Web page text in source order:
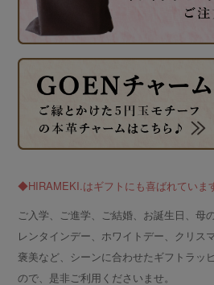
◆HIRAMEKI.はギフトにも喜ばれてい
ご入学、ご進学、ご結婚、お誕生日、母
レンタインデー、ホワイトデー、クリス
褒美など、シーンに合わせたギフトラッ
ので、是非ご利用くださいませ。